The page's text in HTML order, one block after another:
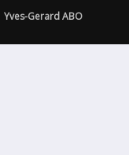
Yves-Gerard ABO